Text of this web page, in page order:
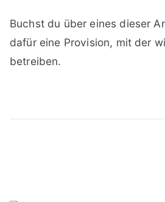
Buchst du über eines dieser
dafür eine Provision, mit der
betreiben.